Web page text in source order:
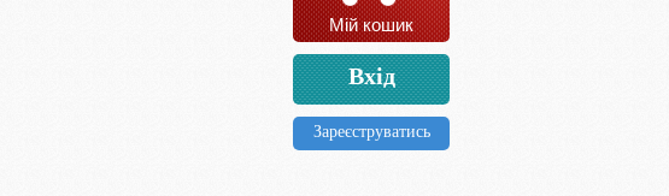
Мій кошик
Вхід
Зареєструватись